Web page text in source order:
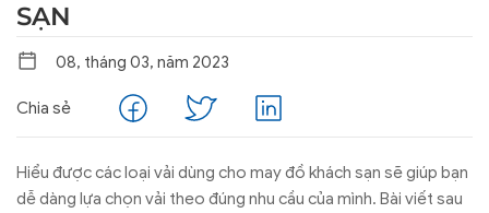
SẠN
08, tháng 03, năm 2023
Chia sẻ
Hiểu được các loại vải dùng cho may đồ khách sạn sẽ giúp bạn
dễ dàng lựa chọn vải theo đúng nhu cầu của mình. Bài viết sau